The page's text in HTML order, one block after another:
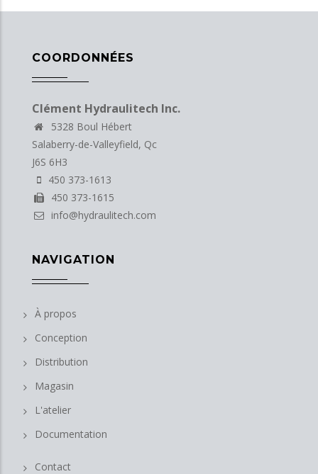
COORDONNÉES
Clément Hydraulitech Inc.
5328 Boul Hébert
Salaberry-de-Valleyfield, Qc
J6S 6H3
450 373-1613
450 373-1615
info@hydraulitech.com
NAVIGATION
À propos
Conception
Distribution
Magasin
L'atelier
Documentation
Contact